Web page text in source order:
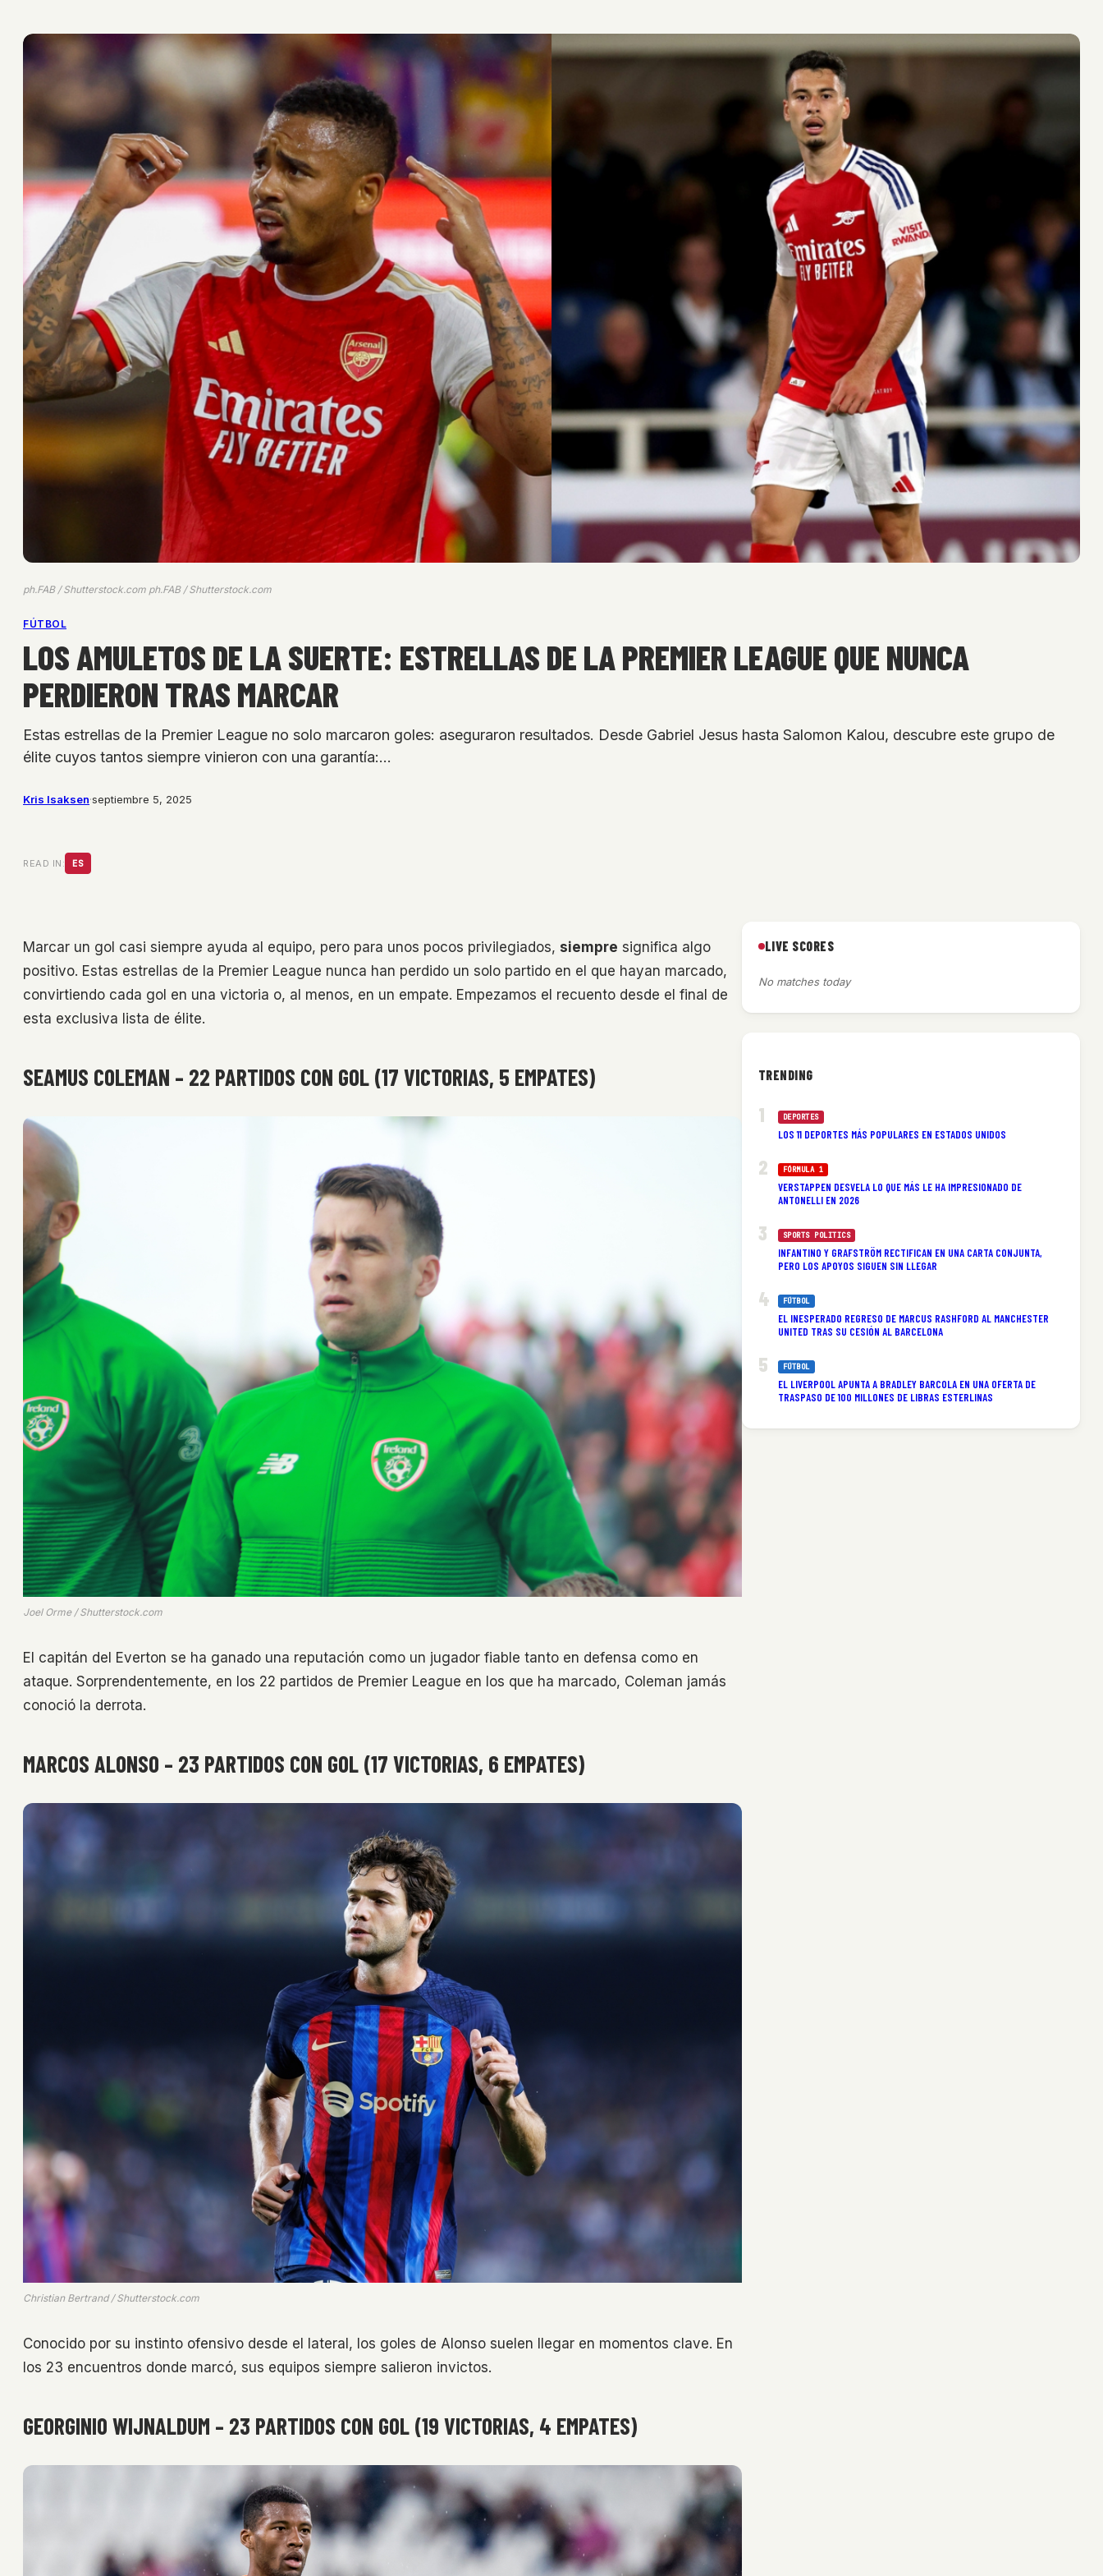
ph.FAB / Shutterstock.com ph.FAB / Shutterstock.com
FÚTBOL
LOS AMULETOS DE LA SUERTE: ESTRELLAS DE LA PREMIER LEAGUE QUE NUNCA
PERDIERON TRAS MARCAR
Estas estrellas de la Premier League no solo marcaron goles: aseguraron resultados. Desde Gabriel Jesus hasta Salomon Kalou, descubre este grupo de
élite cuyos tantos siempre vinieron con una garantía:…
Kris Isaksen·septiembre 5, 2025
READ IN: ES
Marcar un gol casi siempre ayuda al equipo, pero para unos pocos privilegiados, siempre significa algo
positivo. Estas estrellas de la Premier League nunca han perdido un solo partido en el que hayan marcado,
convirtiendo cada gol en una victoria o, al menos, en un empate. Empezamos el recuento desde el final de
esta exclusiva lista de élite.
SEAMUS COLEMAN – 22 PARTIDOS CON GOL (17 VICTORIAS, 5 EMPATES)
Joel Orme / Shutterstock.com
El capitán del Everton se ha ganado una reputación como un jugador fiable tanto en defensa como en
ataque. Sorprendentemente, en los 22 partidos de Premier League en los que ha marcado, Coleman jamás
conoció la derrota.
MARCOS ALONSO – 23 PARTIDOS CON GOL (17 VICTORIAS, 6 EMPATES)
Christian Bertrand / Shutterstock.com
Conocido por su instinto ofensivo desde el lateral, los goles de Alonso suelen llegar en momentos clave. En
los 23 encuentros donde marcó, sus equipos siempre salieron invictos.
GEORGINIO WIJNALDUM – 23 PARTIDOS CON GOL (19 VICTORIAS, 4 EMPATES)
LIVE SCORES
No matches today
TRENDING
DEPORTES
LOS 11 DEPORTES MÁS POPULARES EN ESTADOS UNIDOS
FÓRMULA 1
VERSTAPPEN DESVELA LO QUE MÁS LE HA IMPRESIONADO DE
ANTONELLI EN 2026
SPORTS POLITICS
INFANTINO Y GRAFSTRÖM RECTIFICAN EN UNA CARTA CONJUNTA,
PERO LOS APOYOS SIGUEN SIN LLEGAR
FÚTBOL
EL INESPERADO REGRESO DE MARCUS RASHFORD AL MANCHESTER
UNITED TRAS SU CESIÓN AL BARCELONA
FÚTBOL
EL LIVERPOOL APUNTA A BRADLEY BARCOLA EN UNA OFERTA DE
TRASPASO DE 100 MILLONES DE LIBRAS ESTERLINAS